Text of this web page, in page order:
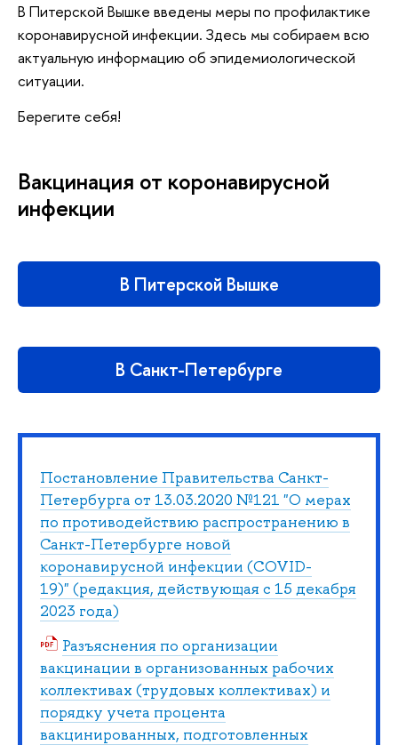
В Питерской Вышке введены меры по профилактике
коронавирусной инфекции. Здесь мы собираем всю
актуальную информацию об эпидемиологической
ситуации.
Берегите себя!
Вакцинация от коронавирусной
инфекции
В Питерской Вышке
В Санкт-Петербурге
Постановление Правительства Санкт-
Петербурга от 13.03.2020 №121 "О мерах
по противодействию распространению в
Санкт-Петербурге новой
коронавирусной инфекции (COVID-
19)" (редакция, действующая с 15 декабря
2023 года)
Разъяснения по организации
вакцинации в организованных рабочих
коллективах (трудовых коллективах) и
порядку учета процента
вакцинированных, подготовленных